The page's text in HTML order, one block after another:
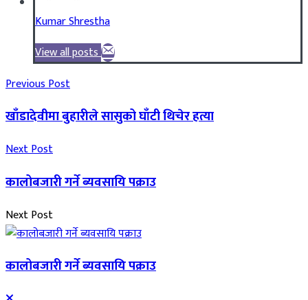
Kumar Shrestha
View all posts
Previous Post
खाँडादेवीमा बुहारीले सासुको घाँटी थिचेर हत्या
Next Post
कालोबजारी गर्ने ब्यवसायि पक्राउ
Next Post
कालोबजारी गर्ने ब्यवसायि पक्राउ